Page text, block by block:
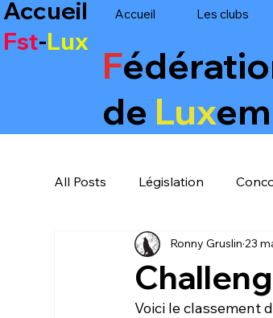
Accueil Les clubs
F
de Lux
Accueil
Fst-Lux
All Posts Législation
Ronny Gruslin 23
Voici le classement